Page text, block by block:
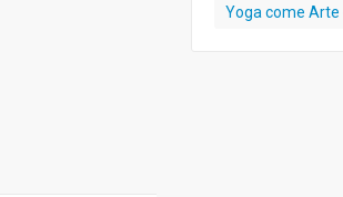
Yoga come Arte